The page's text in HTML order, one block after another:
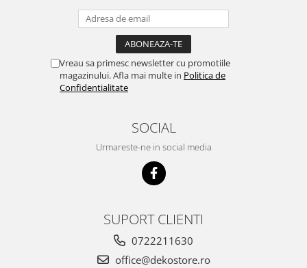
Vreau sa primesc newsletter cu promotiile
magazinului. Afla mai multe in Politica de
Confidentialitate
SOCIAL
Urmareste-ne in social media
SUPORT CLIENTI
0722211630
office@dekostore.ro